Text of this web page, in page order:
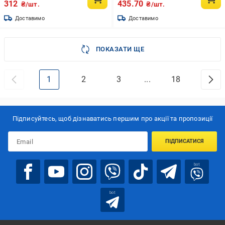
312 ₴/шт.
Доставимо
435.70 ₴/шт.
Доставимо
ПОКАЗАТИ ЩЕ
1 2 3 ... 18
Підписуйтесь, щоб дізнаватись першим про акції та пропозиції
ПІДПИСАТИСЯ
bot
bot